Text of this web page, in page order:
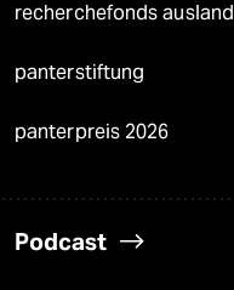
recherchefonds ausland
panterstiftung
panterpreis 2026
Podcast